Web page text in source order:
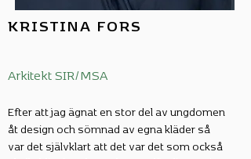
KRISTINA FORS
Arkitekt SIR/MSA
Efter att jag ägnat en stor del av ungdomen
åt design och sömnad av egna kläder så
var det självklart att det var det som också